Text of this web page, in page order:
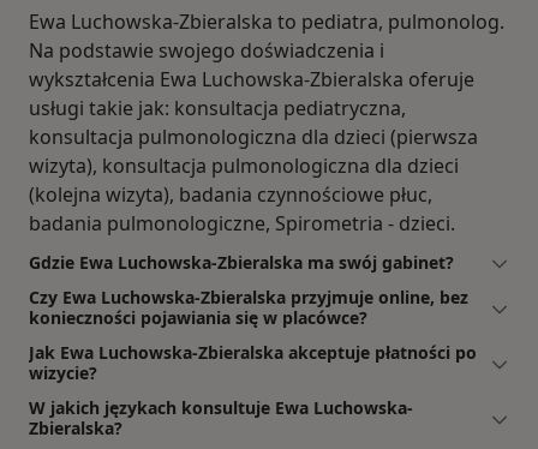
Ewa Luchowska-Zbieralska to pediatra, pulmonolog.
Na podstawie swojego doświadczenia i
wykształcenia Ewa Luchowska-Zbieralska oferuje
usługi takie jak: konsultacja pediatryczna,
konsultacja pulmonologiczna dla dzieci (pierwsza
wizyta), konsultacja pulmonologiczna dla dzieci
(kolejna wizyta), badania czynnościowe płuc,
badania pulmonologiczne, Spirometria - dzieci.
Gdzie Ewa Luchowska-Zbieralska ma swój gabinet?
Czy Ewa Luchowska-Zbieralska przyjmuje online, bez
konieczności pojawiania się w placówce?
Jak Ewa Luchowska-Zbieralska akceptuje płatności po
wizycie?
W jakich językach konsultuje Ewa Luchowska-
Zbieralska?